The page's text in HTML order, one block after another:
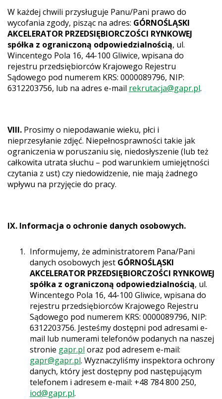
W każdej chwili przysługuje Panu/Pani prawo do
wycofania zgody, pisząc na adres: GÓRNOŚLĄSKI
AKCELERATOR PRZEDSIĘBIORCZOŚCI RYNKOWEJ
spółka z ograniczoną odpowiedzialnością, ul.
Wincentego Pola 16, 44-100 Gliwice, wpisana do
rejestru przedsiębiorców Krajowego Rejestru
Sądowego pod numerem KRS: 0000089796, NIP:
6312203756, lub na adres e-mail rekrutacja@gapr.pl.
VIII. Prosimy o niepodawanie wieku, płci i
nieprzesyłanie zdjęć. Niepełnosprawności takie jak
ograniczenia w poruszaniu się, niedosłyszenie (lub też
całkowita utrata słuchu – pod warunkiem umiejętności
czytania z ust) czy niedowidzenie, nie mają żadnego
wpływu na przyjęcie do pracy.
IX. Informacja o ochronie danych osobowych.
Informujemy, że administratorem Pana/Pani
danych osobowych jest GÓRNOŚLĄSKI
AKCELERATOR PRZEDSIĘBIORCZOŚCI RYNKOWEJ
spółka z ograniczoną odpowiedzialnością, ul.
Wincentego Pola 16, 44-100 Gliwice, wpisana do
rejestru przedsiębiorców Krajowego Rejestru
Sądowego pod numerem KRS: 0000089796, NIP:
6312203756. Jesteśmy dostępni pod adresami e-
mail lub numerami telefonów podanych na naszej
stronie gapr.pl oraz pod adresem e-mail:
gapr@gapr.pl. Wyznaczyliśmy inspektora ochrony
danych, który jest dostępny pod następującym
telefonem i adresem e-mail: +48 784 800 250,
iod@gapr.pl.